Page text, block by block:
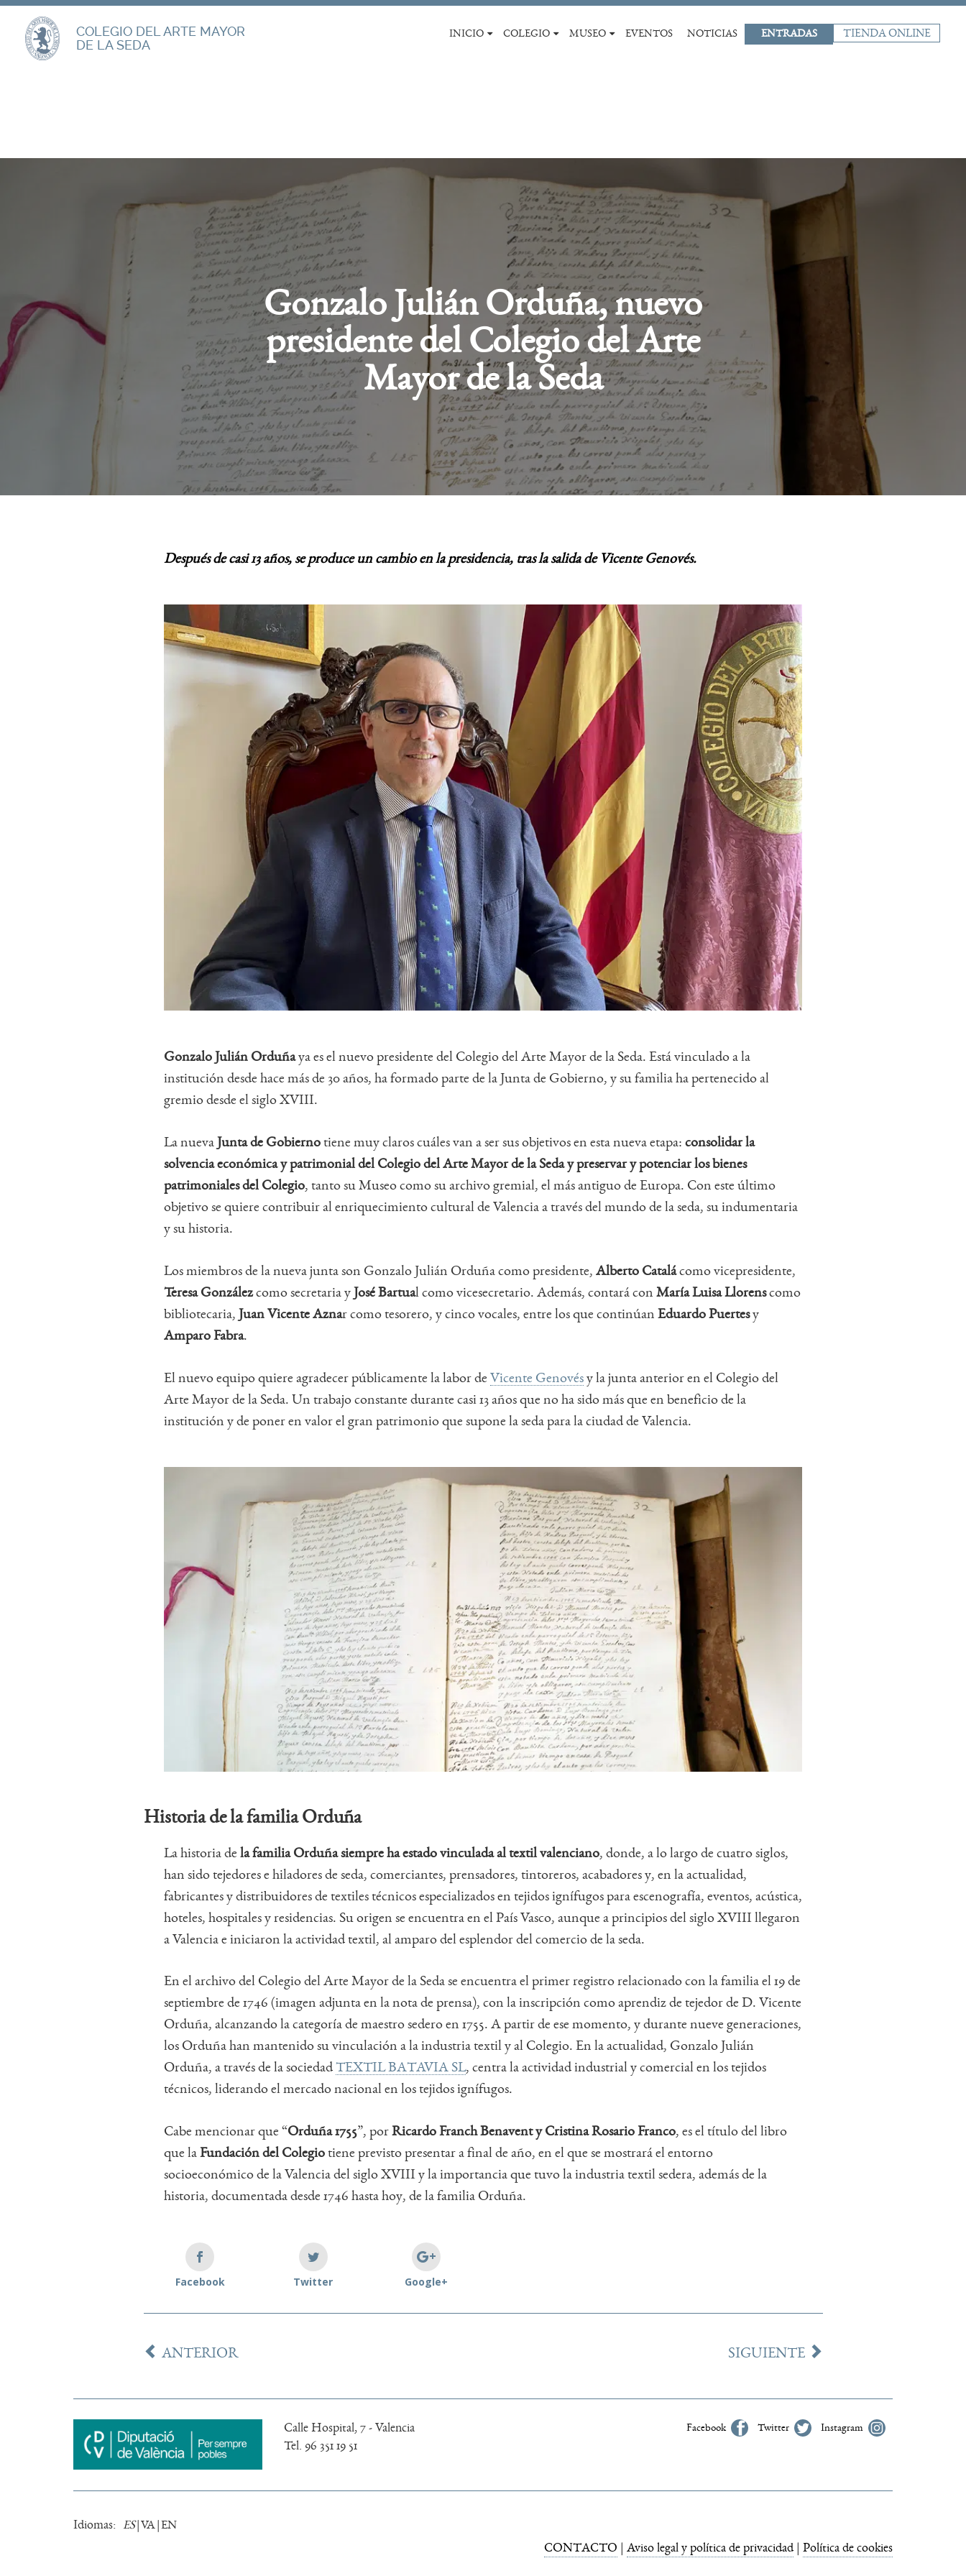
COLEGIO DEL ARTE MAYOR
DE LA SEDA
INICIO COLEGIO MUSEO EVENTOS NOTICIAS ENTRADAS TIENDA ONLINE
Gonzalo Julián Orduña, nuevo
presidente del Colegio del Arte
Mayor de la Seda
Después de casi 13 años, se produce un cambio en la presidencia, tras la salida de Vicente Genovés.
Gonzalo Julián Orduñaya es el nuevo presidente del Colegio del Arte Mayor de la Seda. Está vinculado a la
institución desde hace más de 30 años, ha formado parte de la Junta de Gobierno, y su familia ha pertenecido al
gremio desde el siglo XVIII.
La nueva Junta de Gobiernotiene muy claros cuáles van a ser sus objetivos en esta nueva etapa: consolidar la
solvencia económica y patrimonial del Colegio del Arte Mayor de la Seda y preservar y potenciar los bienes
patrimoniales del Colegio, tanto su Museo como su archivo gremial, el más antiguo de Europa. Con este último
objetivo se quiere contribuir al enriquecimiento cultural de Valencia a través del mundo de la seda, su indumentaria
y su historia.
Los miembros de la nueva junta son Gonzalo Julián Orduña como presidente, Alberto Catalácomo vicepresidente,
Teresa Gonzálezcomo secretaria y José Bartual como vicesecretario. Además, contará con María Luisa Llorenscomo
bibliotecaria, Juan Vicente Aznar como tesorero, y cinco vocales, entre los que continúan Eduardo Puertesy
Amparo Fabra.
El nuevo equipo quiere agradecer públicamente la labor de Vicente Genovésy la junta anterior en el Colegio del
Arte Mayor de la Seda. Un trabajo constante durante casi 13 años que no ha sido más que en beneficio de la
institución y de poner en valor el gran patrimonio que supone la seda para la ciudad de Valencia.
Historia de la familia Orduña
La historia de la familia Orduña siempre ha estado vinculada al textil valenciano, donde, a lo largo de cuatro siglos,
han sido tejedores e hiladores de seda, comerciantes, prensadores, tintoreros, acabadores y, en la actualidad,
fabricantes y distribuidores de textiles técnicos especializados en tejidos ignífugos para escenografía, eventos, acústica,
hoteles, hospitales y residencias. Su origen se encuentra en el País Vasco, aunque a principios del siglo XVIII llegaron
a Valencia e iniciaron la actividad textil, al amparo del esplendor del comercio de la seda.
En el archivo del Colegio del Arte Mayor de la Seda se encuentra el primer registro relacionado con la familia el 19 de
septiembre de 1746 (imagen adjunta en la nota de prensa), con la inscripción como aprendiz de tejedor de D. Vicente
Orduña, alcanzando la categoría de maestro sedero en 1755. A partir de ese momento, y durante nueve generaciones,
los Orduña han mantenido su vinculación a la industria textil y al Colegio. En la actualidad, Gonzalo Julián
Orduña, a través de la sociedad TEXTIL BATAVIA SL, centra la actividad industrial y comercial en los tejidos
técnicos, liderando el mercado nacional en los tejidos ignífugos.
Cabe mencionar que “Orduña 1755”, por Ricardo Franch Benavent y Cristina Rosario Franco, es el título del libro
que la Fundación del Colegiotiene previsto presentar a final de año, en el que se mostrará el entorno
socioeconómico de la Valencia del siglo XVIII y la importancia que tuvo la industria textil sedera, además de la
historia, documentada desde 1746 hasta hoy, de la familia Orduña.
Facebook Twitter Google+
ANTERIOR SIGUIENTE
Calle Hospital, 7 - Valencia
Tel. 96 351 19 51
Facebook Twitter Instagram
Idiomas: ES VA EN
CONTACTO Aviso legal y política de privacidad Política de cookies